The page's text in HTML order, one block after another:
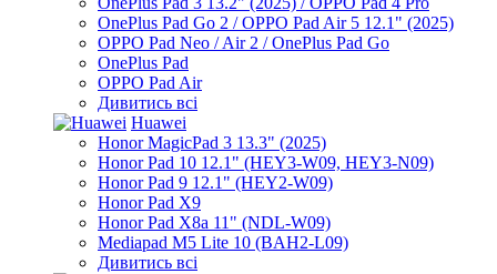
OnePlus Pad Go 2 / OPPO Pad Air 5 12.1" (2025)
OPPO Pad Neo / Air 2 / OnePlus Pad Go
OnePlus Pad
OPPO Pad Air
Дивитись всі
Huawei
Honor MagicPad 3 13.3" (2025)
Honor Pad 10 12.1" (HEY3-W09, HEY3-N09)
Honor Pad 9 12.1" (HEY2-W09)
Honor Pad X9
Honor Pad X8a 11" (NDL-W09)
Mediapad M5 Lite 10 (BAH2-L09)
Дивитись всі